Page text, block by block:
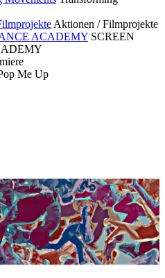
Aktionen / Filmprojekte
ACADEMY SCREEN
Me Up